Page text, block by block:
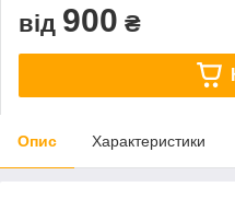
від 900 ₴
Опис Характеристики